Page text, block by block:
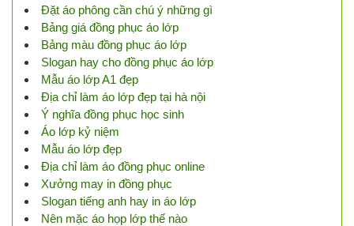
Đặt áo phông cần chú ý những gì
Bảng giá đồng phục áo lớp
Bảng màu đồng phục áo lớp
Slogan hay cho đồng phục áo lớp
Mẫu áo lớp A1 đẹp
Địa chỉ làm áo lớp đẹp tại hà nội
Ý nghĩa đồng phục học sinh
Áo lớp kỷ niệm
Mẫu áo lớp đẹp
Địa chỉ làm áo đồng phục online
Xưởng may in đồng phục
Slogan tiếng anh hay in áo lớp
Nên mặc áo họp lớp thế nào